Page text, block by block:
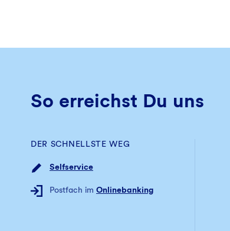
So erreichst Du uns
DER SCHNELLSTE WEG
Selfservice
Postfach im Onlinebanking